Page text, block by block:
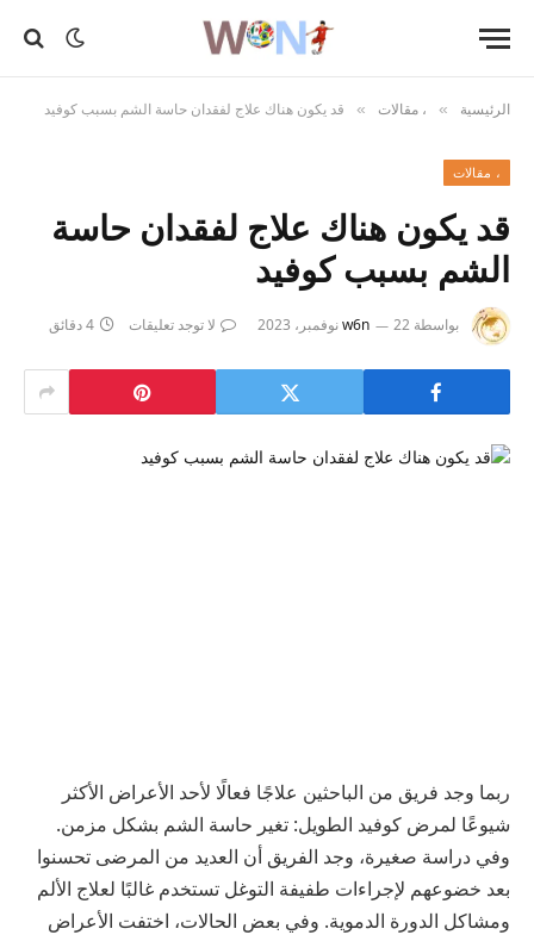
الرئيسية » ، مقالات » قد يكون هناك علاج لفقدان حاسة الشم بسبب كوفيد
، مقالات
قد يكون هناك علاج لفقدان حاسة
الشم بسبب كوفيد
بواسطة w6n 22 نوفمبر، 2023 لا توجد تعليقات 4 دقائق
ربما وجد فريق من الباحثين علاجًا فعالًا لأحد الأعراض الأكثر
شيوعًا لمرض كوفيد الطويل: تغير حاسة الشم بشكل مزمن.
وفي دراسة صغيرة، وجد الفريق أن العديد من المرضى تحسنوا
بعد خضوعهم لإجراءات طفيفة التوغل تستخدم غالبًا لعلاج الألم
ومشاكل الدورة الدموية. وفي بعض الحالات، اختفت الأعراض